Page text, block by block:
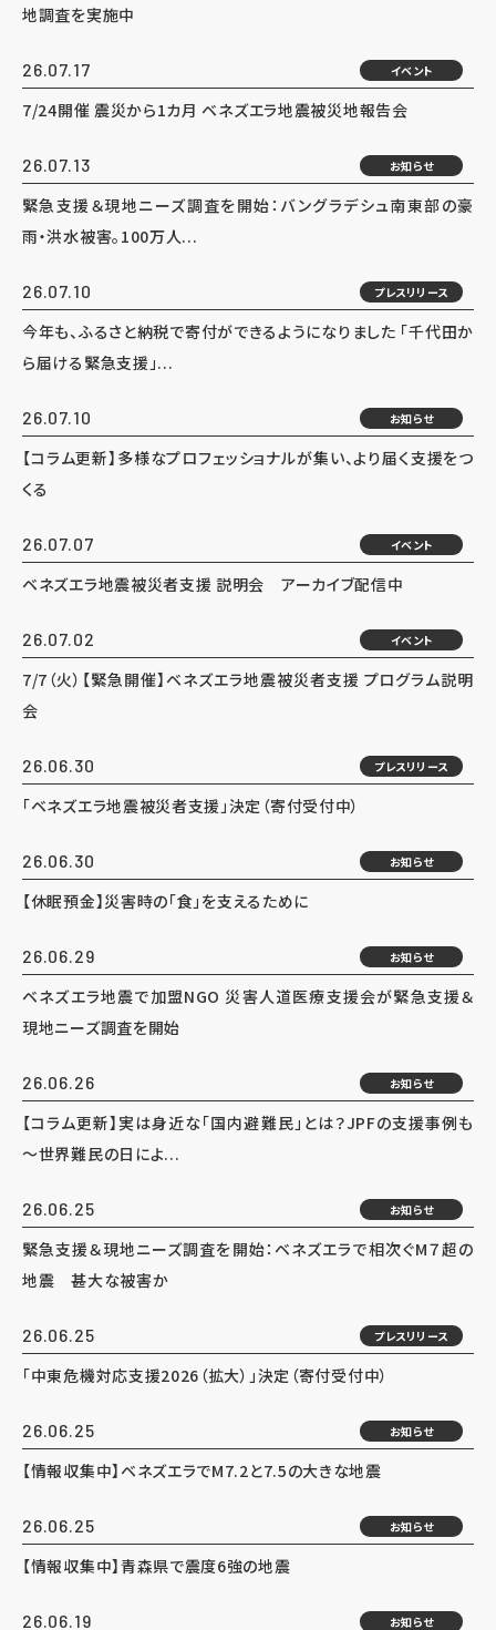
地調査を実施中
26.07.17 イベント
7/24開催 震災から1カ月 ベネズエラ地震被災地報告会
26.07.13 お知らせ
緊急支援＆現地ニーズ調査を開始：バングラデシュ南東部の豪
雨・洪水被害。100万人...
26.07.10 プレスリリース
今年も、ふるさと納税で寄付ができるようになりました 「千代田か
ら届ける緊急支援」...
26.07.10 お知らせ
【コラム更新】多様なプロフェッショナルが集い、より届く支援をつ
くる
26.07.07 イベント
ベネズエラ地震被災者支援 説明会 アーカイブ配信中
26.07.02 イベント
7/7（火）【緊急開催】ベネズエラ地震被災者支援 プログラム説明
会
26.06.30 プレスリリース
「ベネズエラ地震被災者支援」決定（寄付受付中）
26.06.30 お知らせ
【休眠預金】災害時の「食」を支えるために
26.06.29 お知らせ
ベネズエラ地震で加盟NGO 災害人道医療支援会が緊急支援＆
現地ニーズ調査を開始
26.06.26 お知らせ
【コラム更新】実は身近な「国内避難民」とは？JPFの支援事例も
～世界難民の日によ...
26.06.25 お知らせ
緊急支援＆現地ニーズ調査を開始：ベネズエラで相次ぐM７超の
地震 甚大な被害か
26.06.25 プレスリリース
「中東危機対応支援2026（拡大）」決定（寄付受付中）
26.06.25 お知らせ
【情報収集中】ベネズエラでM7.2と7.5の大きな地震
26.06.25 お知らせ
【情報収集中】青森県で震度6強の地震
26.06.19 お知らせ